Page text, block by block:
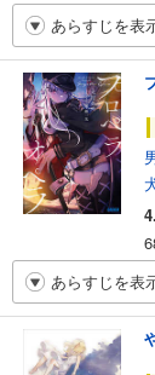
あらすじを表
あらすじを表